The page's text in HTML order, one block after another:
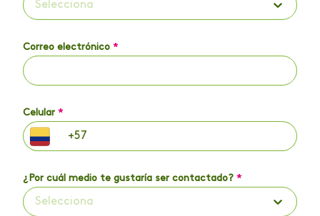
Selecciona
Correo electrónico *
Celular *
¿Por cuál medio te gustaría ser contactado? *
Selecciona